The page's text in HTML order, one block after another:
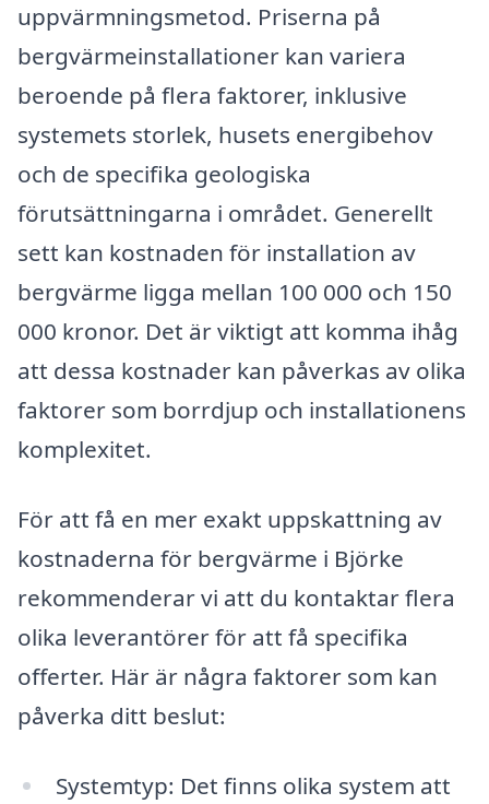
uppvärmningsmetod. Priserna på
bergvärmeinstallationer kan variera
beroende på flera faktorer, inklusive
systemets storlek, husets energibehov
och de specifika geologiska
förutsättningarna i området. Generellt
sett kan kostnaden för installation av
bergvärme ligga mellan 100 000 och 150
000 kronor. Det är viktigt att komma ihåg
att dessa kostnader kan påverkas av olika
faktorer som borrdjup och installationens
komplexitet.
För att få en mer exakt uppskattning av
kostnaderna för bergvärme i Björke
rekommenderar vi att du kontaktar flera
olika leverantörer för att få specifika
offerter. Här är några faktorer som kan
påverka ditt beslut:
Systemtyp: Det finns olika system att